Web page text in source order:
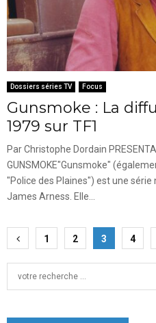
Dossiers séries TV Focus
Gunsmoke : La
1979 sur TF1
Par Christophe Dordain
GUNSMOKE"Gunsmoke"
"Police des Plaines") est une
James Arness. Elle...
Pagination
des
publications
1 2 3 4